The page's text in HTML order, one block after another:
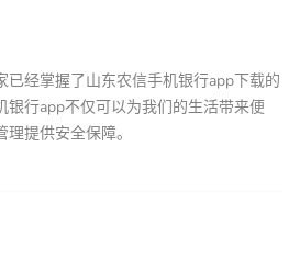
已经掌握了山东农信手机银行app下载的
银行app不仅可以为我们的生活带来便
提供安全保障。